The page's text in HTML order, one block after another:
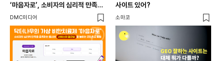
‘마음자로’, 소비자의 심리적 만족을
충족하는 동시에 서비스의 접근성을
DMC미디어
사이트 있어?
소마코